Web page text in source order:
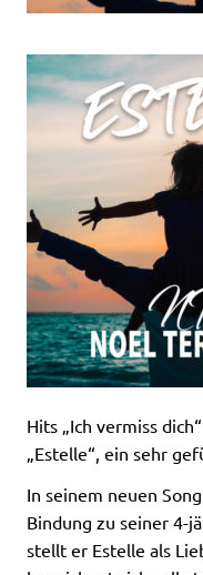
Hits „Ich vermiss
„Estelle“, ein sehr
In seinem neuen
Bindung zu seiner 4-
stellt er Estelle als